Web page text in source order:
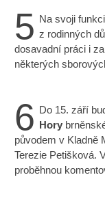
5 Na svoji
z rodinných
dosavadní práci i
některých
6 Do 15. září
Hory
původem v Kladně
Terezie Petišková.
proběhnou